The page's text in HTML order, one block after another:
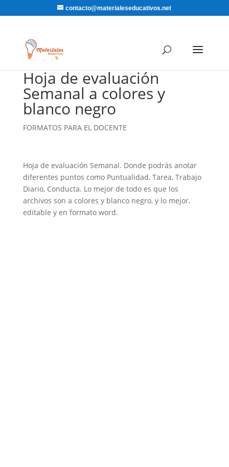
contacto@materialeseducativos.net
Hoja de evaluación
Semanal a colores y
blanco negro
FORMATOS PARA EL DOCENTE
Hoja de evaluación Semanal. Donde podrás anotar
diferentes puntos como Puntualidad, Tarea, Trabajo
Diario, Conducta. Lo mejor de todo es que los
archivos son a colores y blanco negro, y lo mejor,
editable y en formato word.